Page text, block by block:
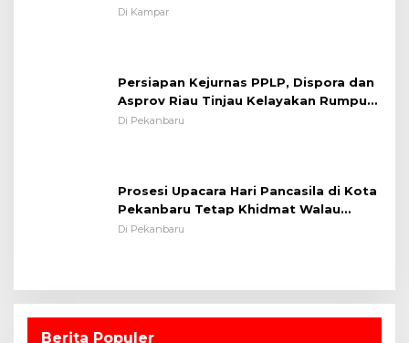
Persiapan Kejurnas PPLP, Dispora dan
Prosesi Upacara Hari Pancasila di Kota